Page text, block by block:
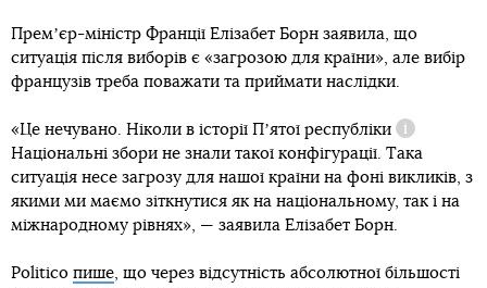
Премʼєр-міністр Франції Елізабет Борн заявила, що
ситуація після виборів є «загрозою для країни», але вибір
французів треба поважати та приймати наслідки.
«Це нечувано. Ніколи в історії Пʼятої республіки
Довідка
Національні збори не знали такої конфігурації. Така
ситуація несе загрозу для нашої країни на фоні викликів, з
якими ми маємо зіткнутися як на національному, так і на
міжнародному рівнях», — заявила Елізабет Борн.
Politico пише, що через відсутність абсолютної більшості